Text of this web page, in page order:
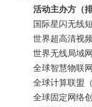
活动主办方 （
国际星闪无线
世界超高清视
世界无线局域
全球智慧物联
全球计算联盟（
全球固定网络